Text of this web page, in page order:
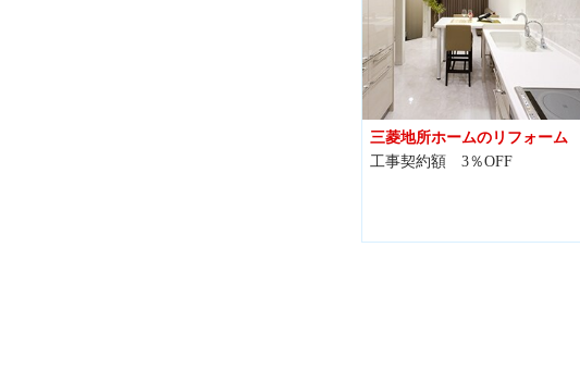
三菱地所ホームのリフォーム
工事契約額 3％OFF